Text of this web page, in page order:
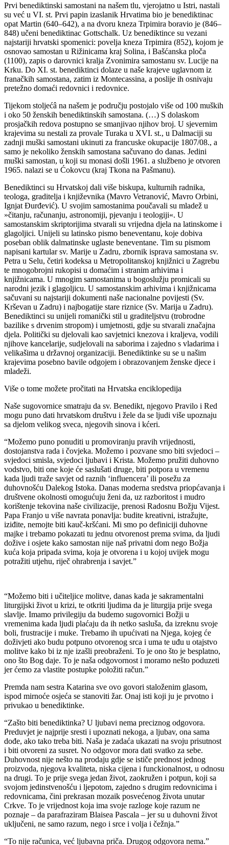
Prvi benediktinski samostani na našem tlu, vjerojatno u Istri, nastali
su već u VI. st. Prvi papin izaslanik Hrvatima bio je benediktinac
opat Martin (640–642), a na dvoru kneza Trpimira boravio je (846–
848) učeni benediktinac Gottschalk. Uz benediktince su vezani
najstariji hrvatski spomenici: povelja kneza Trpimira (852), kojom je
osnovao samostan u Rižinicama kraj Solina, i Bašćanska ploča
(1100), zapis o darovnici kralja Zvonimira samostanu sv. Lucije na
Krku. Do XI. st. benediktinci dolaze u naše krajeve uglavnom iz
franačkih samostana, zatim iz Montecassina, a poslije ih osnivaju
pretežno domaći redovnici i redovnice.
Tijekom stoljećâ na našem je području postojalo više od 100 muških
i oko 50 ženskih benediktinskih samostana. (…) S dolaskom
prosjačkih redova postupno se smanjivao njihov broj. U sjevernim
krajevima su nestali za provale Turaka u XVI. st., u Dalmaciji su
zadnji muški samostani ukinuti za francuske okupacije 1807/08., a
samo je nekoliko ženskih samostana sačuvano do danas. Jedini
muški samostan, u koji su monasi došli 1961. a službeno je otvoren
1965. nalazi se u Ćokovcu (kraj Tkona na Pašmanu).
Benediktinci su Hrvatskoj dali više biskupa, kulturnih radnika,
teologa, graditelja i književnika (Mavro Vetranović, Mavro Orbini,
Ignjat Đurđević). U svojim samostanima poučavali su mladež u
»čitanju, računanju, astronomiji, pjevanju i teologiji«. U
samostanskim skriptorijima stvarali su vrijedna djela na latinskome i
glagoljici. Unijeli su latinsko pismo beneventanu, koje dobiva
poseban oblik dalmatinske uglaste beneventane. Tim su pismom
napisani kartular sv. Marije u Zadru, zbornik isprava samostana sv.
Petra u Selu, četiri kodeksa u Metropolitanskoj knjižnici u Zagrebu
te mnogobrojni rukopisi u domaćim i stranim arhivima i
knjižnicama. U mnogim samostanima u bogoslužju promicali su
narodni jezik i glagoljicu. U samostanskim arhivima i knjižnicama
sačuvani su najstariji dokumenti naše nacionalne povijesti (Sv.
Krševan u Zadru) i najbogatije stare riznice (Sv. Marija u Zadru).
Benediktinci su unijeli romanički stil u graditeljstvu (trobrodne
bazilike s drvenim stropom) i umjetnosti, gdje su stvarali značajna
djela. Politički su djelovali kao savjetnici knezova i kraljeva, vodili
njihove kancelarije, sudjelovali na saborima i zajedno s vladarima i
velikašima u državnoj organizaciji. Benediktinke su se u našim
krajevima posebno bavile odgojem i obrazovanjem ženske djece i
mladeži.
Više o tome možete pročitati na Hrvatska enciklopedija
Naše sugovornice smatraju da sv. Benedikt, njegovo Pravilo i Red
mogu puno dati hrvatskom društvu i žele da se ljudi više upoznaju
sa djelom velikog sveca, njegovih sinova i kćeri.
“Možemo puno ponuditi u promoviranju pravih vrijednosti,
dostojanstva rada i čovjeka. Možemo i pozvane smo biti svjedoci –
svjedoci smisla, svjedoci ljubavi i Krista. Možemo pružiti duhovno
vodstvo, biti one koje će saslušati druge, biti potpora u vremenu
kada ljudi traže savjet od raznih ‘influencera’ ili posežu za
duhovnošću Dalekog Istoka. Danas moderna sredstva priopćavanja i
društvene okolnosti omogućuju ženi da, uz razboritost i mudro
korištenje tekovina naše civilizacije, prenosi Radosnu Božju Vijest.
Papa Franjo u više navrata ponavlja: budite kreativni, istražujte,
iziđite, nemojte biti kauč-kršćani. Mi smo po definiciji duhovne
majke i trebamo pokazati tu jednu otvorenost prema svima, da ljudi
dožive i osjete kako samostan nije naš privatni dom nego Božja
kuća koja pripada svima, koja je otvorena i u kojoj uvijek mogu
potražiti utjehu, riječ ohrabrenja i savjet.”
“Možemo biti i učiteljice molitve, danas kada je sakramentalni
liturgijski život u krizi, te otkriti ljudima da je liturgija prije svega
slavlje. Imamo privilegiju da budemo sugovornici Božji u
vremenima kada ljudi plaćaju da ih netko sasluša, da izreknu svoje
boli, frustracije i muke. Trebamo ih upućivati na Njega, kojeg će
doživjeti ako budu potpuno otvorenog srca i uma te uđu u otajstvo
molitve kako bi iz nje izašli preobraženi. To je ono što je besplatno,
ono što Bog daje. To je naša odgovornost i moramo nešto poduzeti
jer ćemo za vlastite postupke položiti račun.”
Premda nam sestra Katarina sve ovo govori staloženim glasom,
ispod mirnoće osjeća se stanoviti žar. Onaj isti koji ju je prvotno i
privukao u benediktinke.
“Zašto biti benediktinka? U ljubavi nema preciznog odgovora.
Preduvjet je najprije sresti i upoznati nekoga, a ljubav, ona sama
dođe, ako tako treba biti. Naša je zadaća ukazati na svoju prisutnost
i biti otvoreni za susret. No odgovor mora dati svatko za sebe.
Duhovnost nije nešto na prodaju gdje se ističe prednost jednog
proizvoda, njegova kvaliteta, niska cijena i funckionalnost, u odnosu
na drugi. To je prije svega jedan život, zaokružen i potpun, koji sa
svojom jedinstvenošću i ljepotom, zajedno s drugim redovnicima i
redovnicama, čini prekrasan mozaik posvećenog života unutar
Crkve. To je vrijednost koja ima svoje razloge koje razum ne
poznaje – da parafraziram Blaisea Pascala – jer su u duhovni život
uključeni, ne samo razum, nego i srce i volja i čežnja.”
“To nije računica, već ljubavna priča. Drugog odgovora nema.”